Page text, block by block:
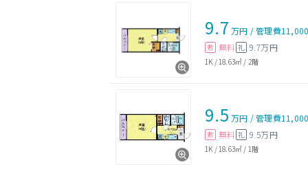
9.7 万円 /管理費
敷 無料 礼 9.7万円
1K / 18.63㎡ / 2階
9.5 万円 /管理費
敷 無料 礼 9.5万円
1K / 18.63㎡ / 1階